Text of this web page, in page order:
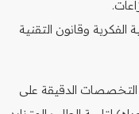
وقانون التقنية
التخصصات الدقيقة على